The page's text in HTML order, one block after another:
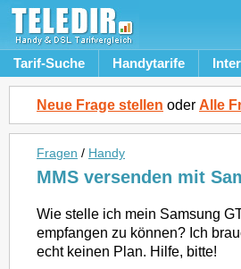
Tarif-Suche Handytarife
Neue Frage stellen oder Alle
Fragen / Handy
MMS versenden mit
Wie stelle ich mein Samsung
empfangen zu können? Ich
echt keinen Plan. Hilfe, bitte!